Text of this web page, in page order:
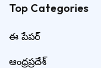
Top Categories​
ఈ పేపర్
ఆంధ్రప్రదేశ్